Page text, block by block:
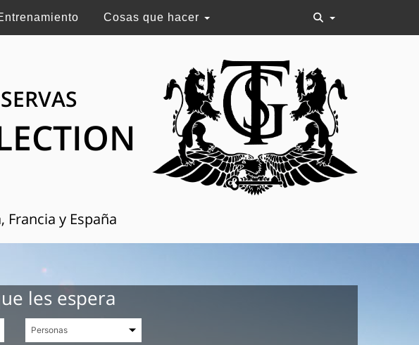
Cosas que hacer
Francia y España
les espera